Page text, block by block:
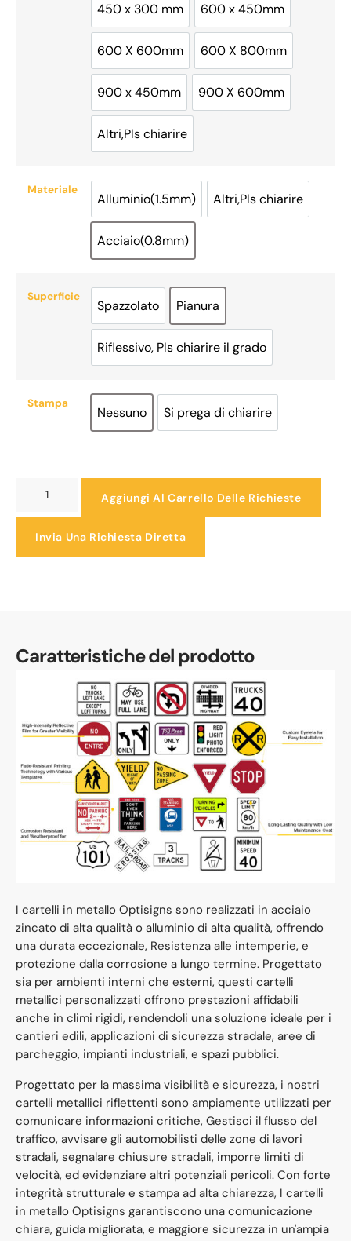
450 x 300 mm
450 x 300 mm
600 x 450mm
600 x 450mm
600 X 600mm
600 X 600mm
600 X 800mm
600 X 800mm
900 x 450mm
900 x 450mm
900 X 600mm
900 X 600mm
Altri,Pls chiarire
Altri,Pls chiarire
Materiale
Alluminio(1.5mm)
Alluminio(1.5mm)
Altri,Pls chiarire
Altri,Pls chiarire
Acciaio(0.8mm)
Acciaio(0.8mm)
Superficie
Spazzolato
Spazzolato
Pianura
Pianura
Riflessivo, Pls chiarire il grado
Riflessivo, Pls chiarire il grado
Stampa
Nessuno
Nessuno
Si prega di chiarire
Si prega di chiarire
Aggiungi Al Carrello Delle Richieste
Invia Una Richiesta Diretta
Caratteristiche del prodotto
I cartelli in metallo Optisigns sono realizzati in acciaio
zincato di alta qualità o alluminio di alta qualità, offrendo
una durata eccezionale, Resistenza alle intemperie, e
protezione dalla corrosione a lungo termine. Progettato
sia per ambienti interni che esterni, questi cartelli
metallici personalizzati offrono prestazioni affidabili
anche in climi rigidi, rendendoli una soluzione ideale per i
cantieri edili, applicazioni di sicurezza stradale, aree di
parcheggio, impianti industriali, e spazi pubblici.
Progettato per la massima visibilità e sicurezza, i nostri
cartelli metallici riflettenti sono ampiamente utilizzati per
comunicare informazioni critiche, Gestisci il flusso del
traffico, avvisare gli automobilisti delle zone di lavori
stradali, segnalare chiusure stradali, imporre limiti di
velocità, ed evidenziare altri potenziali pericoli. Con forte
integrità strutturale e stampa ad alta chiarezza, I cartelli
in metallo Optisigns garantiscono una comunicazione
chiara, guida migliorata, e maggiore sicurezza in un'ampia